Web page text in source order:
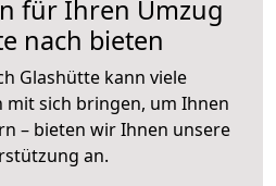
für Ihren Umzug
nach bieten
Glashütte kann viele
sich bringen, um Ihnen
– bieten wir Ihnen unsere
an.